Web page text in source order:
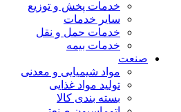
خدمات پخش و توزیع
سایر خدمات
خدمات حمل و نقل
خدمات بیمه
صنعت
مواد شیمیایی و معدنی
تولید مواد غذایی
بسته بندی کالا